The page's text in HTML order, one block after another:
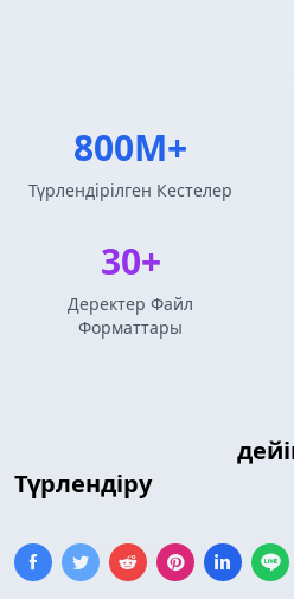
Түрлендіру
800M+
Түрлендірілген Кестелер
30+
Деректер Файл
Форматтары